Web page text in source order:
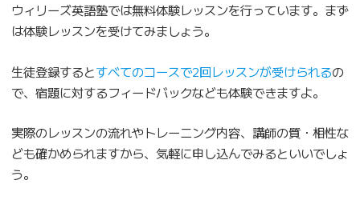
ウィリーズ英語塾では無料体験レッスンを行っています。まず
は体験レッスンを受けてみましょう。
生徒登録するとすべてのコースで2回レッスンが受けられるの
で、宿題に対するフィードバックなども体験できますよ。
実際のレッスンの流れやトレーニング内容、講師の質・相性な
ども確かめられますから、気軽に申し込んでみるといいでしょ
う。